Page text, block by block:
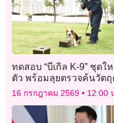
ทดสอบ “บีเกิล K-9” ชุดใ
ตัว พร้อมลุยตรวจค้นวัตถุ
สงสัยในรถไฟฟ้า MRT
16 กรกฎาคม 2569 12:00